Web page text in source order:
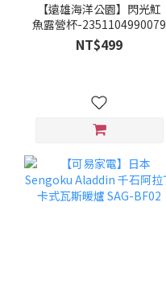
【遠雄海洋公園】閃光魟
魚露營杯-2351104990079
NT$499